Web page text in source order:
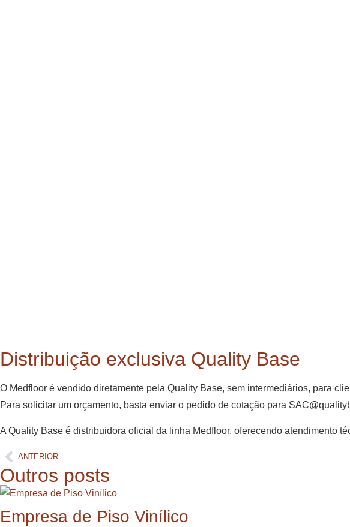
Distribuição exclusiva Quality Base
O Medfloor é vendido diretamente pela Quality Base, sem intermediários, para
Para solicitar um orçamento, basta enviar o pedido de cotação para
A Quality Base é distribuidora oficial da linha Medfloor, oferecendo atendimento
ANTERIOR
Outros posts
Empresa de Piso Vinílico